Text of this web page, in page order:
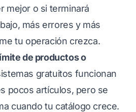
mejor o si terminará
más errores y más
tu operación crezca.
de productos o
gratuitos funcionan
pocos artículos, pero se
cuando tu catálogo crece.